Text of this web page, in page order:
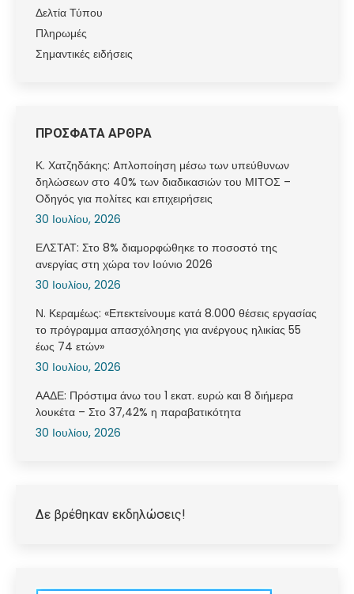
Δελτία Τύπου
Πληρωμές
Σημαντικές ειδήσεις
ΠΡΟΣΦΑΤΑ ΑΡΘΡΑ
Κ. Χατζηδάκης: Aπλοποίηση μέσω των υπεύθυνων
δηλώσεων στο 40% των διαδικασιών του ΜΙΤΟΣ –
Οδηγός για πολίτες και επιχειρήσεις
30 Ιουλίου, 2026
ΕΛΣΤΑΤ: Στο 8% διαμορφώθηκε το ποσοστό της
ανεργίας στη χώρα τον Ιούνιο 2026
30 Ιουλίου, 2026
Ν. Κεραμέως: «Επεκτείνουμε κατά 8.000 θέσεις εργασίας
το πρόγραμμα απασχόλησης για ανέργους ηλικίας 55
έως 74 ετών»
30 Ιουλίου, 2026
ΑΑΔΕ: Πρόστιμα άνω του 1 εκατ. ευρώ και 8 διήμερα
λουκέτα – Στο 37,42% η παραβατικότητα
30 Ιουλίου, 2026
Δε βρέθηκαν εκδηλώσεις!